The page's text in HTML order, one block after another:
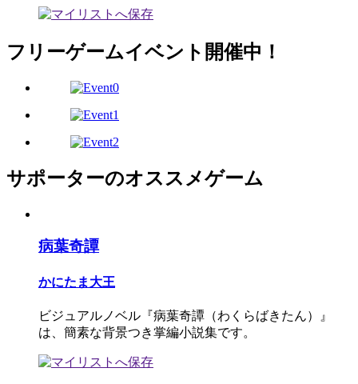
フリーゲームイベント開催中！
サポーターのオススメゲーム
病葉奇譚
かにたま大王
ビジュアルノベル『病葉奇譚（わくらばきたん）』
は、簡素な背景つき掌編小説集です。